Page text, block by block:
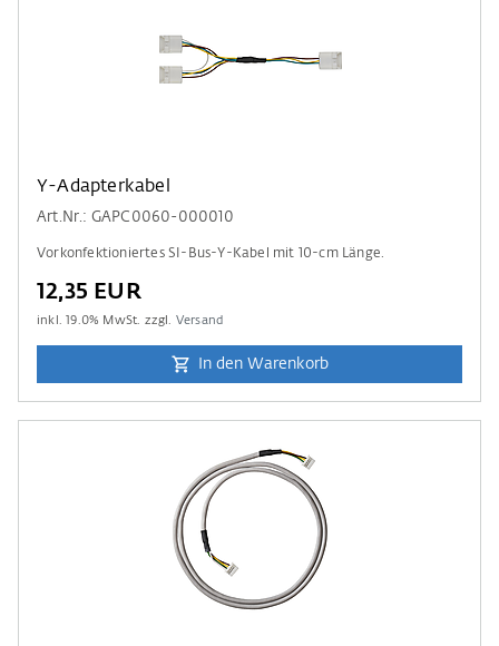
Y-Adapterkabel
Art.Nr.: GAPC0060-000010
Vorkonfektioniertes SI-Bus-Y-Kabel mit 10-cm Länge.
12,35 EUR
inkl.19.0% MwSt. zzgl. Versand
In den Warenkorb